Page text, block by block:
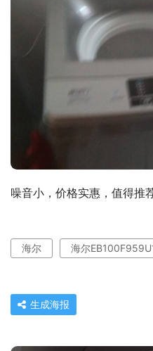
噪音小，价格实惠，值得推
海尔 海尔
生成海报